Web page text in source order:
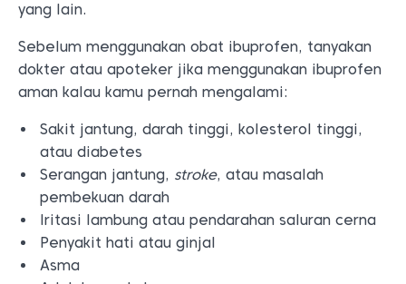
yang lain.
Sebelum menggunakan obat ibuprofen, tanyakan
dokter atau apoteker jika menggunakan ibuprofen
aman kalau kamu pernah mengalami:
Sakit jantung, darah tinggi, kolesterol tinggi,
atau diabetes
Serangan jantung, stroke, atau masalah
pembekuan darah
Iritasi lambung atau pendarahan saluran cerna
Penyakit hati atau ginjal
Asma